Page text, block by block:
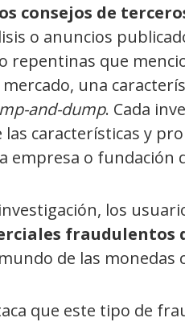
consejos de
o anuncios
repentinas que
una
and-dump. Cada
características y
empresa o fundación
los
de las monedas
que este tipo de